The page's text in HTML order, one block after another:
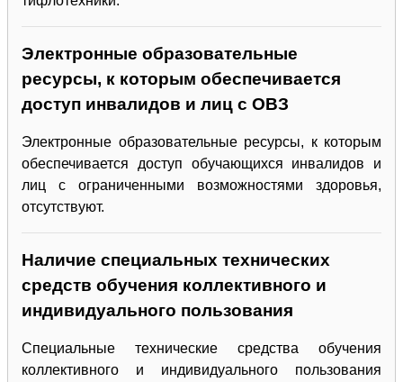
Электронные образовательные
ресурсы, к которым обеспечивается
доступ инвалидов и лиц с ОВЗ
Электронные образовательные ресурсы, к которым
обеспечивается доступ обучающихся инвалидов и
лиц с ограниченными возможностями здоровья,
отсутствуют.
Наличие специальных технических
средств обучения коллективного и
индивидуального пользования
Специальные технические средства обучения
коллективного и индивидуального пользования